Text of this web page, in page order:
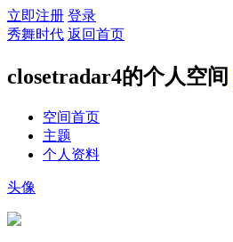
立即注册 登录
秀舞时代 返回首页
closetradar4的个人空间
空间首页
主题
个人资料
头像